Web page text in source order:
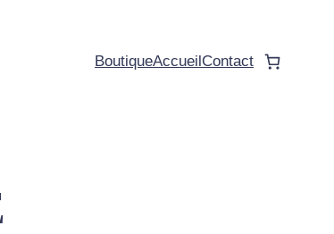
BoutiqueAccueilContact